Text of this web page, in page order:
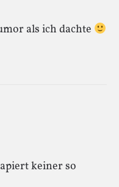
als ich dachte
keiner so